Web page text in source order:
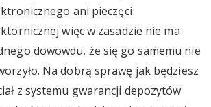
ani pieczęci
więc w zasadzie nie ma
dowowdu, że się go samemu nie
Na dobrą sprawę jak będziesz
z systemu gwarancji depozytów